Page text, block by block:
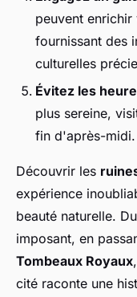
peuvent
fournissant des
culturelles
Évitez les
plus sereine,
fin d'après-midi.
Découvrir les
expérience
beauté naturelle.
imposant, en
Tombeaux Royaux
cité raconte une